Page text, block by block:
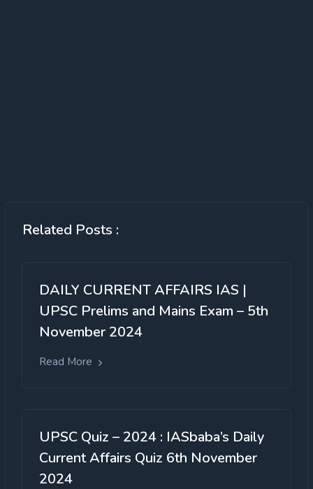
Related Posts :
DAILY CURRENT AFFAIRS IAS |
UPSC Prelims and Mains Exam – 5th
November 2024
Read More
UPSC Quiz – 2024 : IASbaba’s Daily
Current Affairs Quiz 6th November
2024